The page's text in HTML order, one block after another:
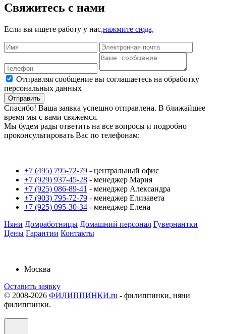
Свяжитесь с нами
Если вы ищете работу у нас,нажмите сюда,
Отправляя сообщение вы соглашаетесь на обработку
персональных данных
Отправить
Спасибо! Ваша заявка успешно отправлена. В ближайшее
время мы с вами свяжемся.
Мы будем рады ответить на все вопросы и подробно
проконсультировать Вас по телефонам:
+7 (495) 795-72-79 - центральный офис
+7 (929) 937-45-28 - менеджер Мария
+7 (925) 086-89-41 - менеджер Александра
+7 (903) 795-72-79 - менеджер Елизавета
+7 (925) 095-30-34 - менеджер Елена
Няни Домработницы Домашний персонал Гувернантки
Цены Гарантии Контакты
Москва
Оставить заявку
© 2008-2026 ФИЛИППИНКИ.ru - филиппинки, няни
филиппинки.